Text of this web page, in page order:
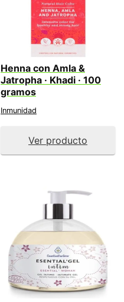
Henna con Amla &
Jatropha · Khadi · 100
gramos
Inmunidad
Ver producto